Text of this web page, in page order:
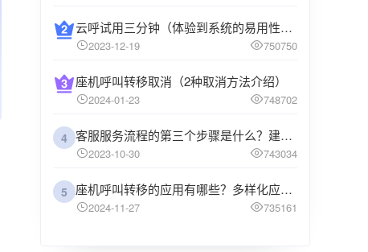
云呼试用三分钟（体验到系统的易用性和高效性）
2023-12-19 750750
座机呼叫转移取消（2种取消方法介绍）
2024-01-23 748702
4 客服服务流程的第三个步骤是什么？建议企业阅读
2023-10-30 743034
5 座机呼叫转移的应用有哪些？多样化应用场景解析
2024-11-27 735161